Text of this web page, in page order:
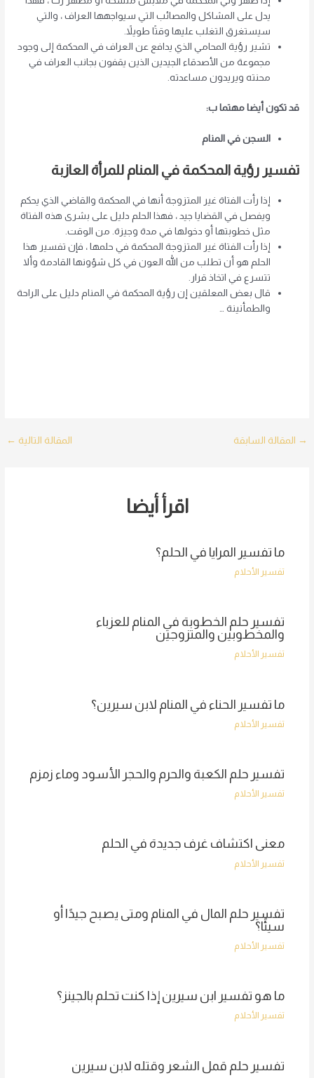
يدل على المشاكل والمصائب التي سيواجهها العراف ، والتي
سيستغرق التغلب عليها وقتًا طويلاً.
تشير رؤية المحامي الذي يدافع عن العراف في المحكمة إلى وجود
مجموعة من الأصدقاء الجيدين الذين يقفون بجانب العراف في
محنته ويريدون مساعدته.
قد تكون أيضا مهتما ب:
السجن في المنام
تفسير رؤية المحكمة في المنام للمرأة العازبة
إذا رأت الفتاة غير المتزوجة أنها في المحكمة والقاضي الذي يحكم
ويفصل في القضايا جيد ، فهذا الحلم دليل على بشرى هذه الفتاة
مثل خطوبتها أو دخولها في مدة وجيزة. من الوقت.
إذا رأت الفتاة غير المتزوجة المحكمة في حلمها ، فإن تفسير هذا
الحلم هو أن تطلب من الله العون في كل شؤونها القادمة وألا
تتسرع في اتخاذ قرار.
قال بعض المعلقين إن رؤية المحكمة في المنام دليل على الراحة
والطمأنينة …
Post
→ المقالة السابقة المقالة التالية ←
اقرأ أيضا
ما تفسير المرايا في الحلم؟
تفسير الأحلام
تفسير حلم الخطوبة في المنام للعزباء
والمخطوبين والمتزوجين
تفسير الأحلام
ما تفسير الحناء في المنام لابن سيرين؟
تفسير الأحلام
تفسير حلم الكعبة والحرم والحجر الأسود وماء زمزم
تفسير الأحلام
معنى اكتشاف غرف جديدة في الحلم
تفسير الأحلام
تفسير حلم المال في المنام ومتى يصبح جيدًا أو
سيئًا؟
تفسير الأحلام
ما هو تفسير ابن سيرين إذا كنت تحلم بالجينز؟
تفسير الأحلام
تفسير حلم قمل الشعر وقتله لابن سيرين